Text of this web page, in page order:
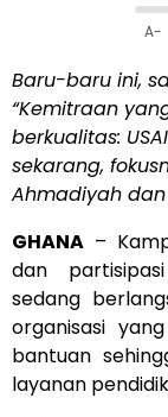
A-
Baru-baru ini,
“Kemitraan
berkualitas:
sekarang,
Ahmadiyah
GHANA –
dan
sedang
organisasi
bantuan
layanan